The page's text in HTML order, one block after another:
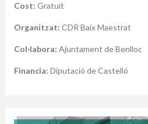
Cost: Gratuït
Organitzat: CDR Baix Maestrat
Col·labora: Ajuntament de Benlloc
Financia: Diputació de Castelló